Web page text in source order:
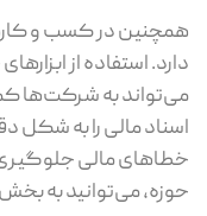
در کسب‌ و کارها
استفاده از ابزارهای
به شرکت‌ها کمک
مالی را به شکل دقیق
مالی جلوگیری
می‌توانید به بخش